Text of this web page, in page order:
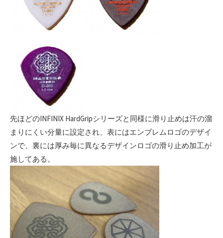
先ほどのINFINIX HardGripシリーズと同様に滑り止めは汗の溜
まりにくい分量に設定され、表にはエンブレムロゴのデザイ
ンで、裏には厚み毎に異なるデザインロゴの滑り止め加工が
施してある。